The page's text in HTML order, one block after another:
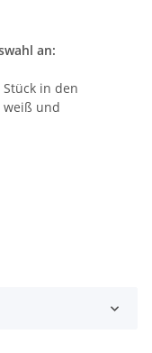
an:
Stück in den
weiß und